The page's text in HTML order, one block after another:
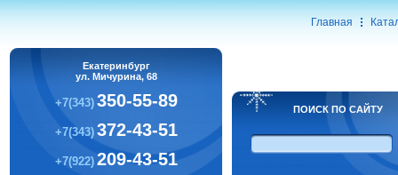
Главная
Екатеринбург
ул. Мичурина, 68
+7(343) 350-55-89
+7(343) 372-43-51
+7(922) 209-43-51
ПОИСК ПО САЙТУ